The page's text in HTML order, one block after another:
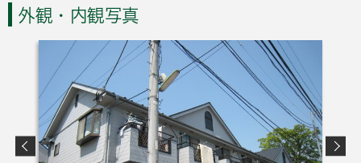
外観・内観写真